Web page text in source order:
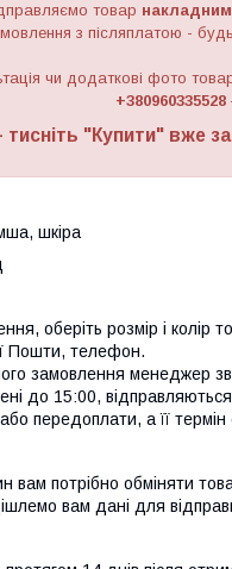
товар
з післяплатою -
чи додаткові фото
+380960335528
тисніть "Купити" вже
шкіра
оберіть розмір і колір
Пошти, телефон.
замовлення менеджер
до 15:00,
передоплати, а її
вам потрібно обміняти
вам дані для